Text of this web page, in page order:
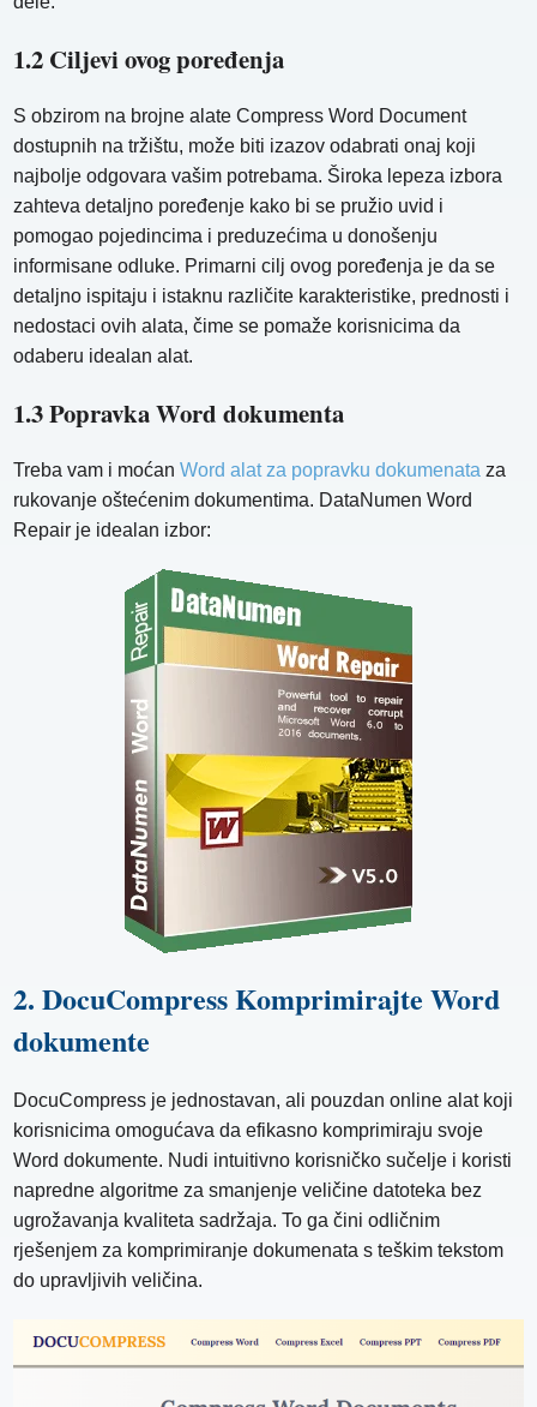
1.2 Ciljevi ovog poređenja
S obzirom na brojne alate Compress Word Document
dostupnih na tržištu, može biti izazov odabrati onaj koji
najbolje odgovara vašim potrebama. Široka lepeza izbora
zahteva detaljno poređenje kako bi se pružio uvid i
pomogao pojedincima i preduzećima u donošenju
informisane odluke. Primarni cilj ovog poređenja je da se
detaljno ispitaju i istaknu različite karakteristike, prednosti i
nedostaci ovih alata, čime se pomaže korisnicima da
odaberu idealan alat.
1.3 Popravka Word dokumenta
Treba vam i moćanWord alat za popravku dokumenata za
rukovanje oštećenim dokumentima. DataNumen Word
Repair je idealan izbor:
2. DocuCompress Komprimirajte Word
dokumente
DocuCompress je jednostavan, ali pouzdan online alat koji
korisnicima omogućava da efikasno komprimiraju svoje
Word dokumente. Nudi intuitivno korisničko sučelje i koristi
napredne algoritme za smanjenje veličine datoteka bez
ugrožavanja kvaliteta sadržaja. To ga čini odličnim
rješenjem za komprimiranje dokumenata s teškim tekstom
do upravljivih veličina.